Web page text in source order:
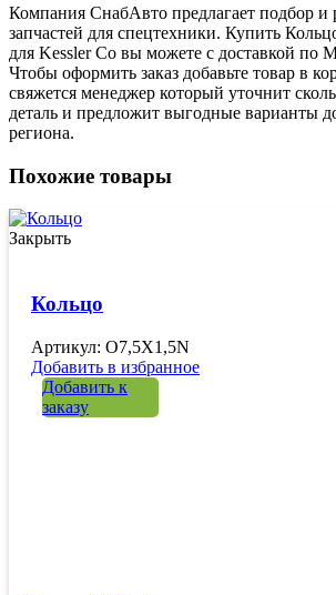
Компания СнабАвто предлагает подбор и
запчастей для спецтехники. Купить
для Kessler Co вы можете с доставкой по
Чтобы оформить заказ добавьте товар в
свяжется менеджер который уточнит
деталь и предложит выгодные варианты
региона.
Похожие товары
Закрыть
Кольцо
Артикул: O7,5X1,5N
Добавить в избранное
Добавить к
заказу